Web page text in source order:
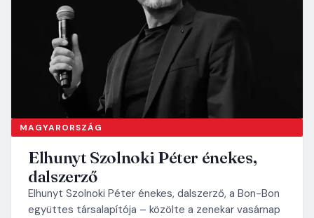
MAGYARORSZÁG
Elhunyt Szolnoki Péter énekes,
dalszerző
Elhunyt Szolnoki Péter énekes, dalszerző, a Bon-Bon
együttes társalapítója – közölte a zenekar vasárnap